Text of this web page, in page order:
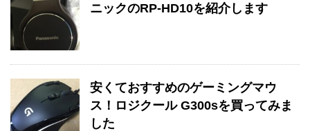
ニックのRP-HD10を紹介します
安くておすすめのゲーミングマウ
ス！ロジクール G300sを買ってみま
した